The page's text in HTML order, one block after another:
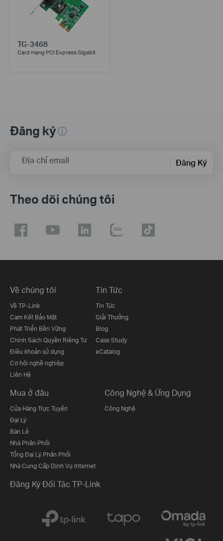
TG-3468
Card mạng PCI Express Gigabit
Đăng ký
Địa chỉ email Đăng Ký
Theo dõi chúng tôi
Về chúng tôi
Về TP-Link
Cam Kết Bảo Mật
Phát Triển Bền Vững
Chính Sách Quyền Riêng Tư
Điều khoản sử dụng
Cơ hội nghề nghiệp
Liên Hệ
Tin Tức
Tin Tức
Giải Thưởng
Blog
Case Study
eCatalog
Mua ở đâu
Cửa Hàng Trực Tuyến
Đại Lý
Bán Lẻ
Nhà Phân Phối
Tổng Đại Lý Phân Phối
Nhà Cung Cấp Dịnh Vụ Internet
Công Nghệ & Ứng Dụng
Công Nghệ
Đăng Ký Đối Tác TP-Link